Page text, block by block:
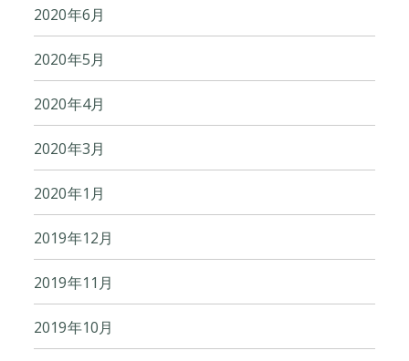
2020年6月
2020年5月
2020年4月
2020年3月
2020年1月
2019年12月
2019年11月
2019年10月